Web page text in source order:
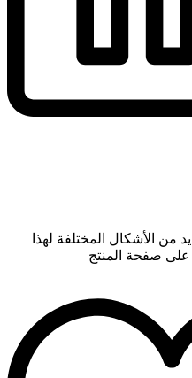
من الأشكال المختلفة لهذا
على صفحة المنتج